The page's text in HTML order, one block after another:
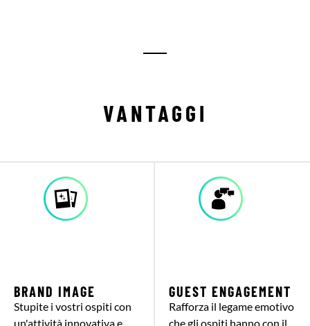
VANTAGGI
BRAND IMAGE
Stupite i vostri ospiti con
un'attività innovativa e
GUEST ENGAGEMENT
Rafforza il legame emotivo
che gli ospiti hanno con il